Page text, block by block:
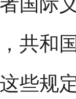
共和
些规